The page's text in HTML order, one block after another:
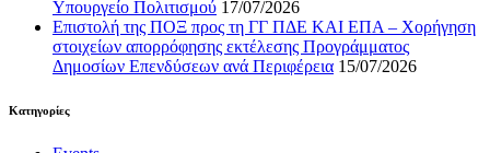
Υπουργείο Πολιτισμού 17/07/2026
Επιστολή της ΠΟΞ προς τη ΓΓ ΠΔΕ ΚΑΙ ΕΠΑ – Χορήγηση
στοιχείων απορρόφησης εκτέλεσης Προγράμματος
Δημοσίων Επενδύσεων ανά Περιφέρεια 15/07/2026
Kατηγορίες